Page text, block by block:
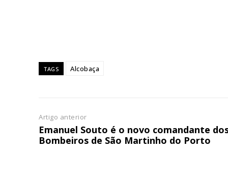
Acesso aos
assinantes
TAGS Alcobaça
Artigo anterior
Emanuel Souto é o novo comandante
Bombeiros de São Martinho do Porto